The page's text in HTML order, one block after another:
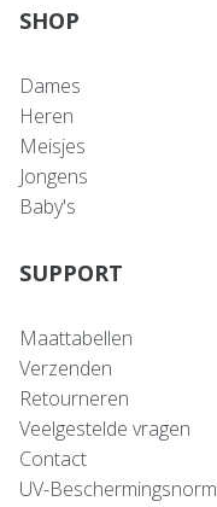
SHOP
Dames
Heren
Meisjes
Jongens
Baby's
SUPPORT
Maattabellen
Verzenden
Retourneren
Veelgestelde vragen
Contact
UV-Beschermingsnorm